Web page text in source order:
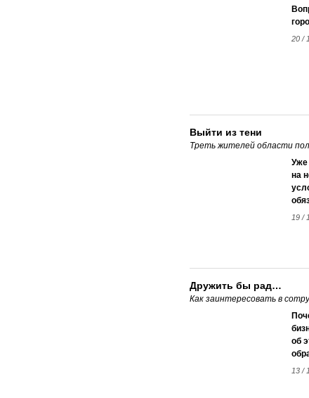
20 /
Выйти из тени
Треть жителей области
Уже
на
19 /
Дружить бы рад…
Как заинтересовать в
об
13 /